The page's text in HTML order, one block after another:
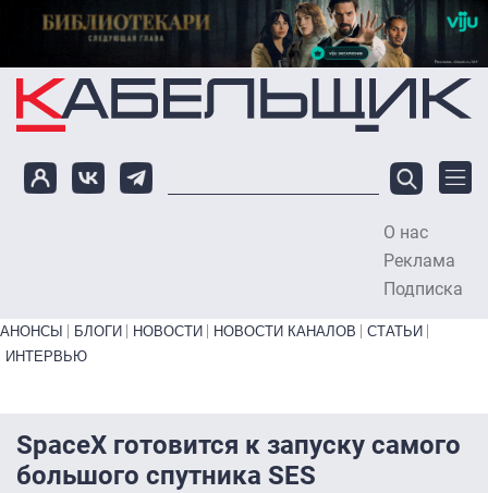
Перейти к основному содержанию
О нас
Реклама
Подписка
Primary links bottom
АНОНСЫ БЛОГИ НОВОСТИ НОВОСТИ КАНАЛОВ
СТАТЬИ
ИНТЕРВЬЮ
SpaceX готовится к запуску самого
большого спутника SES